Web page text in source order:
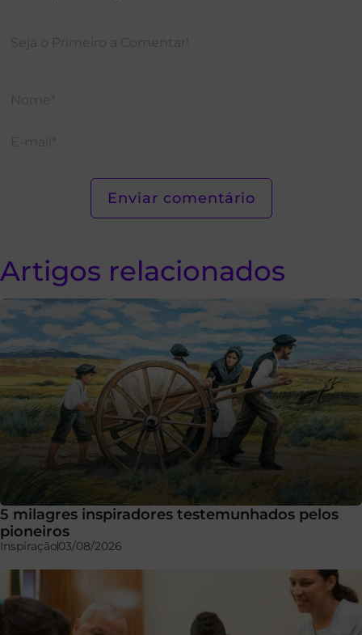
Artigos relacionados
5 milagres inspiradores testemunhados pelos
pioneiros
Inspiração03/08/2026